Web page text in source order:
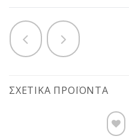
ΣΧΕΤΙΚΆ ΠΡΟΪΌΝΤΑ